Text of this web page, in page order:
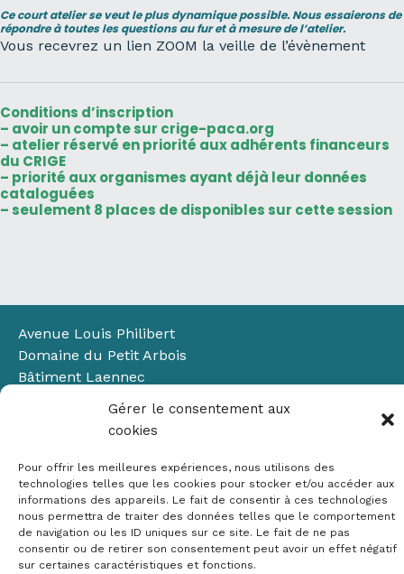
Gérer le consentement aux
cookies
Pour offrir les meilleures expériences, nous utilisons des
technologies telles que les cookies pour stocker et/ou accéder aux
informations des appareils. Le fait de consentir à ces technologies
nous permettra de traiter des données telles que le comportement
de navigation ou les ID uniques sur ce site. Le fait de ne pas
consentir ou de retirer son consentement peut avoir un effet négatif
sur certaines caractéristiques et fonctions.
Ce court atelier se veut le plus dynamique possible. Nous essaierons de
répondre à toutes les questions au fur et à mesure de l’atelier.
Vous recevrez un lien ZOOM la veille de l’évènement
Conditions d’inscription
– avoir un compte sur crige-paca.org
– atelier réservé en priorité auxadhérents financeurs
du CRIGE
– priorité aux organismes ayant déjà leur données
cataloguées
– seulement 8 places de disponibles sur cette session
Avenue Louis Philibert
Domaine du Petit Arbois
Bâtiment Laennec
13100 Aix-en-Provence